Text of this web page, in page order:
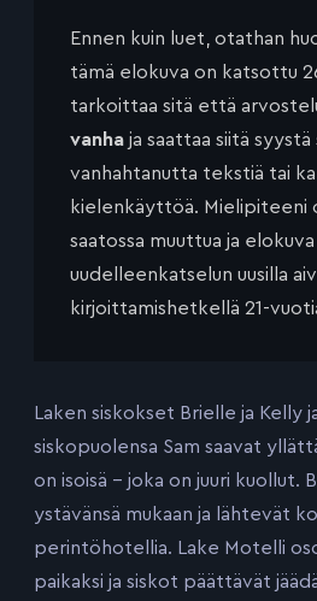
Ennen kuin luet, otathan
tämä elokuva on katsottu
tarkoittaa sitä että
vanha ja saattaa siitä syystä
vanhahtanutta tekstiä tai
kielenkäyttöä. Mielipiteeni
saatossa muuttua ja
uudelleenkatselun uusilla
kirjoittamishetkellä 21-
Laken siskokset Brielle ja Kelly
siskopuolensa Sam saavat
on isoisä – joka on juuri kuollut.
ystävänsä mukaan ja lähtevät
perintöhotellia. Lake Motelli
paikaksi ja siskot päättävät